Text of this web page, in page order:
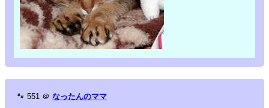
🐾 551 ＠ なったんのママ